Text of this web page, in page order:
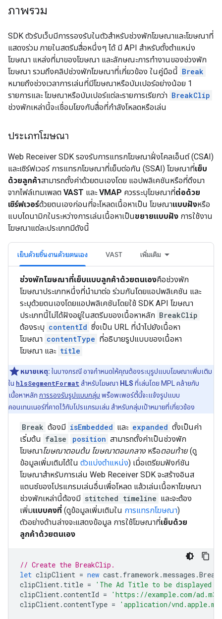
ภาพรวม
SDK ตัวรับเว็บมีการรองรับในตัวสำหรับช่วงพักโฆษณาและโฆษณาที่
แสดงร่วม ภายในสตรีมสื่อหนึ่งๆ ได้ มี API สำหรับตั้งตำแหน่ง
โฆษณา แหล่งที่มาของโฆษณา และลักษณะการทำงานของช่วงพัก
โฆษณา รวมถึงคลิปช่วงพักโฆษณาที่เกี่ยวข้อง ในคู่มือนี้ Break
หมายถึงช่วงเวลาการเล่นที่มีโฆษณาหรือบัมเปอร์อย่างน้อย 1
รายการและ โฆษณาหรือบัมเปอร์แต่ละรายการเรียกว่า BreakClip
ช่วงพักเหล่านี้จะเชื่อมโยงกับสื่อที่กำลังโหลดหรือเล่น
ประเภทโฆษณา
Web Receiver SDK รองรับการแทรกโฆษณาฝั่งไคลเอ็นต์ (CSAI)
และเซิร์ฟเวอร์ การแทรกโฆษณาที่เย็บต่อกัน (SSAI) โฆษณาที่เย็บ
ด้วยลูกค้าสามารถตั้งค่าด้วยตนเองโดย แอปพลิเคชันหรือที่ดึงมา
จากไฟล์เทมเพลต VAST และVMAP ควรระบุโฆษณาที่ต่อด้วย
เซิร์ฟเวอร์ด้วยตนเองก่อนที่จะโหลดเนื้อหาเป็น โฆษณาแบบฝังหรือ
แบบไดนามิกในระหว่างการเล่นเนื้อหาเป็นขยายแบบฝัง การใช้งาน
โฆษณาแต่ละประเภทมีดังนี้
เย็บด้วยชิ้นงานด้วยตนเอง VAST เพิ่มเติม
ช่วงพักโฆษณาที่เย็บแบบลูกค้าด้วยตนเองคือช่วงพัก
โฆษณาประเภทหนึ่งที่นำมาต่อ ร่วมกันโดยแอปพลิเคชัน และ
ระบุด้วยตนเองโดยแอปพลิเคชันโดยใช้ SDK API โฆษณา
ประเภทนี้ไม่ได้ฝังอยู่ในสตรีมของเนื้อหาหลัก BreakClip
ต้องระบุ contentId ซึ่งเป็น URL ที่นำไปยังเนื้อหา
โฆษณา contentType ที่อธิบายรูปแบบของเนื้อหา
โฆษณา และ title
หมายเหตุ: ในบางกรณี อาจกำหนดให้คุณต้องระบุรูปแบบโฆษณาเพิ่มเติม
ใน hlsSegmentFormat สําหรับโฆษณา HLS ที่เล่นโดย MPL คล้ายกับ
เนื้อหาหลัก การรองรับรูปแบบกลุ่ม พร็อพเพอร์ตี้นี้จะแจ้งรูปแบบ
คอนเทนเนอร์ที่คาดไว้กับโปรแกรมเล่น สำหรับกลุ่มเป้าหมายที่เกี่ยวข้อง
Break ต้องมี isEmbedded และ expanded ตั้งเป็นค่า
เริ่มต้น false position สามารถตั้งค่าเป็นช่วงพัก
โฆษณาโฆษณาตอนต้น โฆษณาตอนกลาง หรือตอนท้าย(ดู
ข้อมูลเพิ่มเติมได้ใน ตัวแบ่งตำแหน่ง) เมื่อเตรียมฟังก์ชัน
โฆษณาสำหรับการเล่น Web Receiver SDK จะสร้างอินส
แตนซ์ของโปรแกรมเล่นอื่นเพื่อโหลด แล้วเล่นเนื้อหาโฆษณา
ช่วงพักเหล่านี้ต้องมี stitched timeline และจะต้อง
เพิ่มแบบคงที่ (ดูข้อมูลเพิ่มเติมใน การแทรกโฆษณา)
ตัวอย่างด้านล่างจะแสดงข้อมูล การใช้โฆษณาที่เย็บด้วย
ลูกค้าด้วยตนเอง
// Create the BreakClip.
let clipClient = new cast. framework .messages .
clipClient. title =
'The Ad Title to be displayed
clipClient.contentId =
'https://example.com/
clipClient.contentType = 'application/